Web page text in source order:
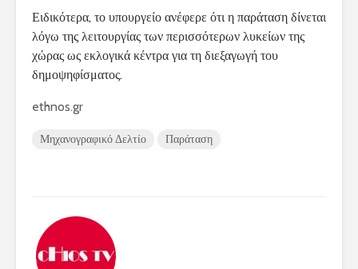
Ειδικότερα, το υπουργείο ανέφερε ότι η παράταση δίνεται
λόγω της λειτουργίας των περισσότερων λυκείων της
χώρας ως εκλογικά κέντρα για τη διεξαγωγή του
δημοψηφίσματος.
ethnos.gr
Μηχανογραφικό Δελτίο Παράταση